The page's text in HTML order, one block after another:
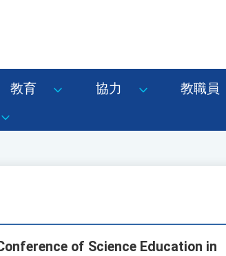
教育 協力 教職員
of Science Education in